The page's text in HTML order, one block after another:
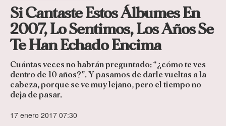
Si Cantaste Estos Álbumes En
2007, Lo Sentimos, Los Años Se
Te Han Echado Encima
Cuántas veces no habrán preguntado: “¿cómo te ves
dentro de 10 años?”. Y pasamos de darle vueltas a la
cabeza, porque se ve muy lejano, pero el tiempo no
deja de pasar.
17 enero 2017 07:30